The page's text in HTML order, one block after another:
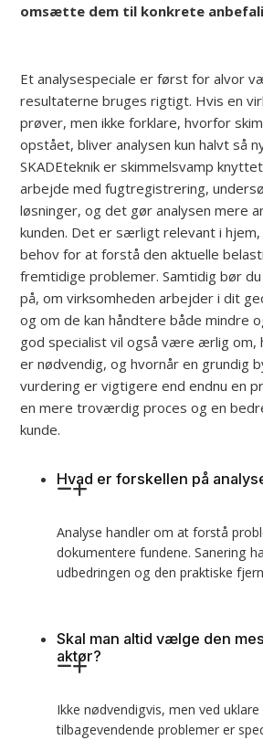
omsætte dem til konkrete
Et analysespeciale er først for alvor
resultaterne bruges rigtigt. Hvis en
prøver, men ikke forklare, hvorfor
opstået, bliver analysen kun halvt så
SKADEteknik er skimmelsvamp
arbejde med fugtregistrering,
løsninger, og det gør analysen mere
kunden. Det er særligt relevant i
behov for at forstå den aktuelle
fremtidige problemer. Samtidig bør
på, om virksomheden arbejder i dit
og om de kan håndtere både mindre
god specialist vil også være ærlig om,
er nødvendig, og hvornår en grundig
vurdering er vigtigere end endnu en
en mere troværdig proces og en
kunde.
Hvad er forskellen på
Analyse handler om at forstå
dokumentere fundene. Sanering
udbedringen og den praktiske
Skal man altid vælge den
aktør?
Ikke nødvendigvis, men ved uklare
tilbagevendende problemer er